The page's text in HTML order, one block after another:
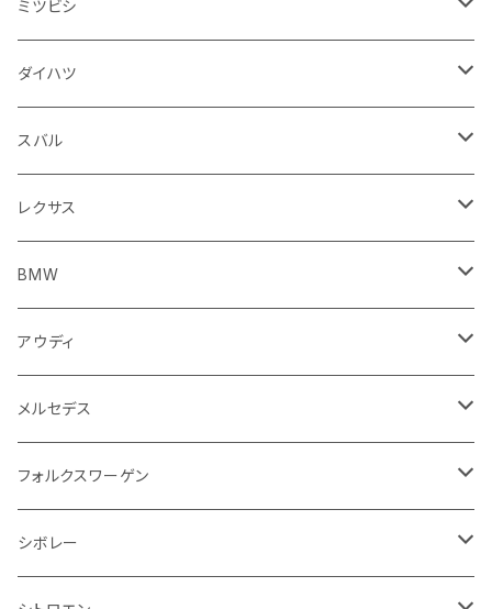
ジープ
ボルボ
ジャガー
プジョー
ランドローバー
ルノー
キャデラック
アストンマーティン
シボレー
フォルクスワーゲン
ジープ
ボルボ
ジャガー
キャデラック
シボレー
シトロエン
アルファロメオ
ランドローバー
アストンマーティン
アウディ
ベントレー
BMW
キャデラック
シボレー
クライスラー
シトロエン
フィアット
バックドアガラス
トランクリッド
ダッシュボード
センタークラスター
グローブボックス
シフトレバー
センターコンソール
ステアリングホイール
ステアリング
パワーステアリング系
エンジン
エンジンVベルト
ドゥカティ
モトグッツイ
アプリリア
KTM
プジョー
ハスクバーナ
ロイヤルエンフィールド
キムコ
SYM
ウインカー
足回り
サスペンション
ホイール
駆動系
クラッチ
クラッチホース
フレーム
ライト系
タンク系
キャブレター
その他
アクセルブレーキペダル
オイルクーラー
ケーブル系
吸気系
ラジエーター
ステアリング系
シートカバー
外装系
タイヤ回り系
エンジン回り
ミラー
サイドミラー
トランクマット
タンドラ
トランクマット
フェンダー周り
フロントガラス回り
サイドミラー
ライト系
エンジン系部品
スポイラー
ワイパー系
バンパー
フロントガラス回り
ウォッシャージェット
フェンダー周り
運転席周り
アームレスト
バイク 排気系
マフラー
サイドミラー
バイク ハンドル系
エンジン系
エンジンカバー
足回り系
サスペンション
フロアマット
ボンネット回り
フェンダー周り
フロントガラス回り
リアガラス回り
ライト系
インパネ周り
その他
トランクマット
ミツビシ
フロアマット
キーホルダー
フロントガラス回り
ワイパー
足回り系
フェンダー
バンパー
ライト系
ヘッドライト
トランクマット
運転席周り
アームレスト
ダイハツ
フロアマット
フロントガラス回り
ワイパー
運転席周り
足回り
サスペンション
スバル
フロアマット
フロントガラス回り
ワイパー
その他
足回り系
フェンダー
レクサス
フロアマット
トランクマット
シートカバー
BMW
フロアマット
オーディオ系
サイドミラー
ハンドル系
アウディ
フロアマット
プラグ系
イグニッションコイル
ブレーキ系
アンチロックブレーキ
メルセデス
フロアマット
リアバンパー
フォルクスワーゲン
フロアマット
シボレー